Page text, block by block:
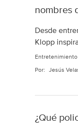
nombres
Desde
Klopp
Entretenimiento
Por: Jesús
¿Qué